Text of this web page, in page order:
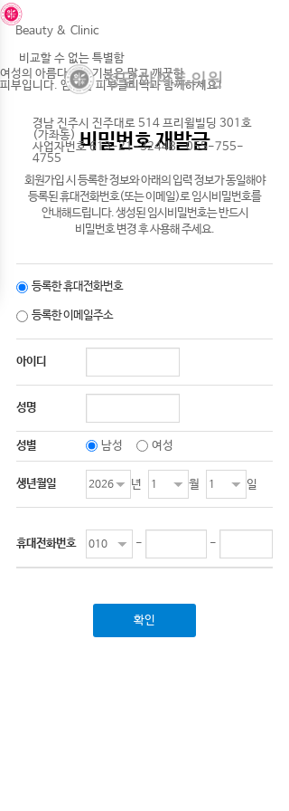
Beauty & Clinic
비교할 수 없는 특별함
여성의 아름다움의 기본은 맑고 깨끗한
피부입니다. 엠서클 피부클리닉과 함께하세요!
비밀번호 재발급
회원가입 시 등록한 정보와 아래의 입력 정보가 동일해야
등록된 휴대전화번호(또는 이메일)로 임시비밀번호를
안내해드립니다. 생성된 임시비밀번호는 반드시
비밀번호 변경 후 사용해 주세요.
등록한 휴대전화번호
등록한 이메일주소
아이디
성명
성별 남성 여성
생년월일 년 월 일
휴대전화번호 - -
확인
경남 진주시 진주대로 514 프리윌빌딩 301호
(가좌동)
사업자번호613-21-32448 055-755-
4755